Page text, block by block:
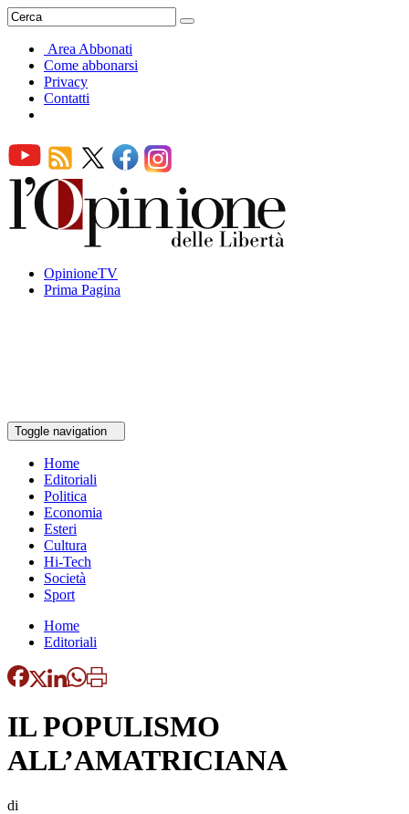
Area Abbonati
Come abbonarsi
Privacy
Contatti
OpinioneTV
Prima Pagina
Toggle navigation
Home
Editoriali
Politica
Economia
Esteri
Cultura
Hi-Tech
Società
Sport
Home
Editoriali
IL POPULISMO
ALL’AMATRICIANA
di